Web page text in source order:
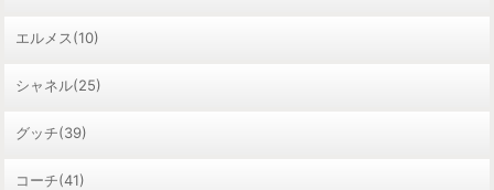
エルメス(10)
シャネル(25)
グッチ(39)
コーチ(41)